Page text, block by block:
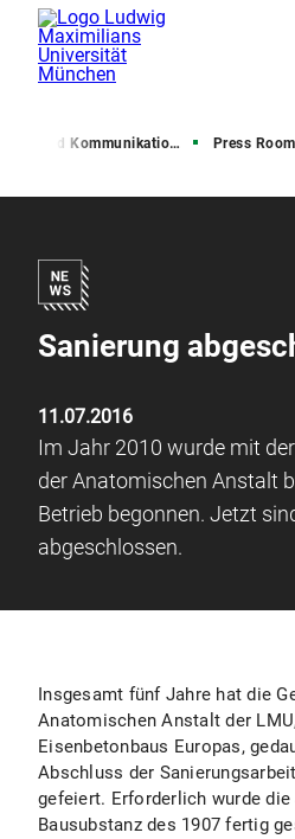
und Kommunikation (PuK) Press Room
Sanierung
11.07.2016
Im Jahr 2010 wurde mit
der Anatomischen Anstalt
Betrieb begonnen. Jetzt
abgeschlossen.
Insgesamt fünf Jahre hat die
Anatomischen Anstalt der
Eisenbetonbaus Europas,
Abschluss der
gefeiert. Erforderlich wurde die
Bausubstanz des 1907 fertig